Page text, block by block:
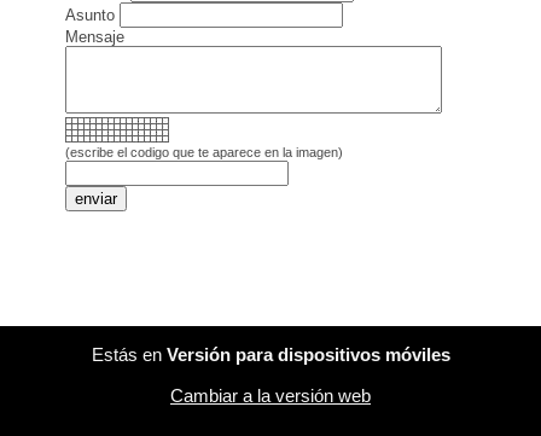
Asunto
Mensaje
(escribe el codigo que te aparece en la imagen)
Estás en Versión para dispositivos móviles
Cambiar a la versión web